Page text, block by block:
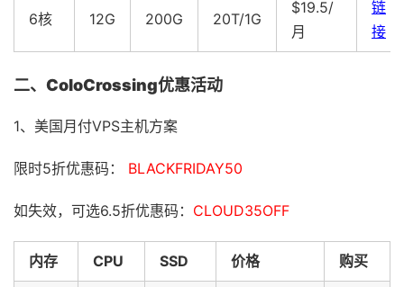
6核 12G 200G 20T/1G
$19.5/
月
链
接
二、ColoCrossing优惠活动
1、美国月付VPS主机方案
限时5折优惠码： BLACKFRIDAY50
如失效，可选6.5折优惠码： CLOUD35OFF
内存 CPU SSD 价格 购买